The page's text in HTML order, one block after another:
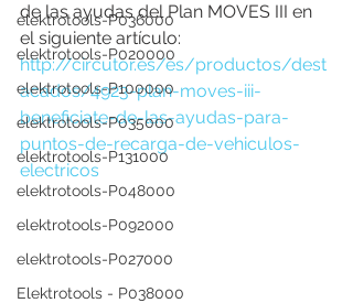
elektrotools-P036000
elektrotools-P020000
elektrotools-P100000
elektrotools-P035000
elektrotools-P131000
elektrotools-P048000
elektrotools-P092000
elektrotools-P027000
Elektrotools - P038000
de las ayudas del Plan MOVES III en
el siguiente artículo:
http://circutor.es/es/productos/dest
acados/4923-plan-moves-iii-
beneficiate-de-las-ayudas-para-
puntos-de-recarga-de-vehiculos-
electricos